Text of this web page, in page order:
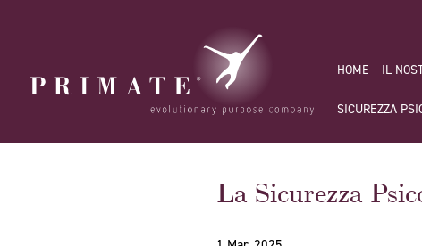
HOME IL
SICUREZZA
La Sicurezza